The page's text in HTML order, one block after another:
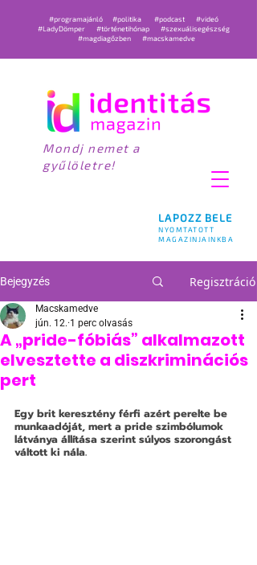
LAPOZZ BELE
NYOMTATOTT
MAGAZINJAINKBA
#programajánló #politika #podcast
#videó
#LadyDömper
#történetihónap
#szexuálisegészség
#magdiagőzben
#macskamedve
Mondj nemet a
gyűlöletre!
Bejegyzés Regisztráció
A „pride-fóbiás” alkalmazott
elvesztette a diszkriminációs
pert
Macskamedve
jún. 12. 1 perc olvasás
Egy brit keresztény férfi azért perelte be
munkaadóját, mert a pride szimbólumok
látványa állítása szerint súlyos szorongást
váltott ki nála.